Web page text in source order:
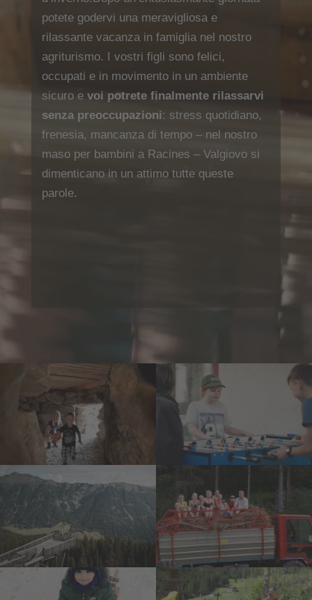
potete godervi una meravigliosa e
rilassante vacanza in famiglia nel nostro
agriturismo. I vostri figli sono felici,
occupati e in movimento in un ambiente
sicuro e voi potrete finalmente rilassarvi
senza preoccupazioni: stress quotidiano,
frenesia, mancanza di tempo – nel nostro
maso per bambini a Racines – Valgiovo si
dimenticano in un attimo tutte queste
parole.